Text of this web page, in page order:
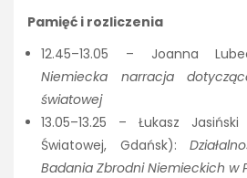
Pamięć i rozliczenia
12.45–13.05 – Joanna
Niemiecka narracja
światowej
13.05–13.25 – Łukasz
Światowej, Gdańsk):
Badania Zbrodni Niemieckich w